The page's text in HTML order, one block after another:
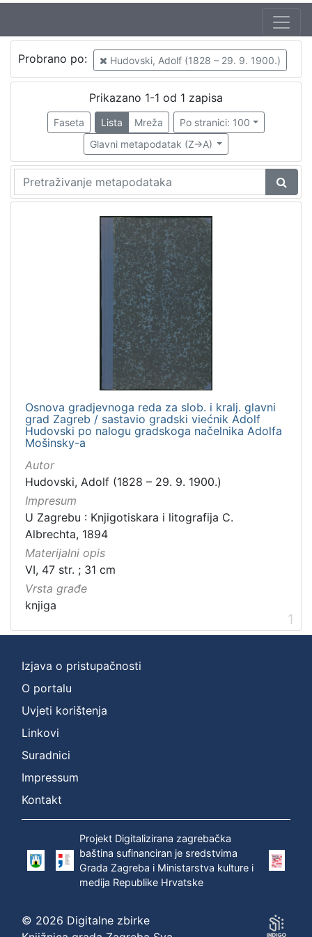
Jezik
hrvatski
Nakladnička
cjelina
Zagreb na pragu modernog doba
Propisi Gradskog poglavarstva
Probrano po: Hudovski, Adolf (1828 – 29. 9. 1900.)
Prikazano 1-1 od 1 zapisa
Faseta Lista Mreža
Po stranici: 100
Glavni metapodatak (Z->A)
Osnova gradjevnoga reda za slob. i kralj. glavni
grad Zagreb / sastavio gradski viećnik Adolf
Hudovski po nalogu gradskoga načelnika Adolfa
Mošinsky-a
Autor
Hudovski, Adolf (1828 – 29. 9. 1900.)
Impresum
U Zagrebu : Knjigotiskara i litografija C.
Albrechta, 1894
Materijalni opis
VI, 47 str. ; 31 cm
Vrsta građe
knjiga
1
Izjava o pristupačnosti
O portalu
Uvjeti korištenja
Linkovi
Suradnici
Impressum
Kontakt
Projekt Digitalizirana zagrebačka
baština sufinanciran je sredstvima
Grada Zagreba i Ministarstva kulture i
medija Republike Hrvatske
© 2026 Digitalne zbirke